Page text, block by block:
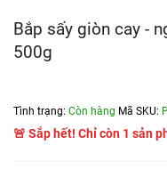
Bắp sấy giòn cay -
500g
Tình trạng: Còn hàng Mã SKU:
🚨 Sắp hết! Chỉ còn 1 sản